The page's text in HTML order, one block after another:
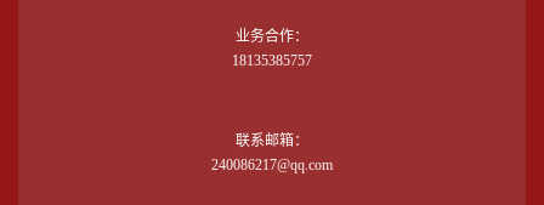
业务合作：
18135385757
联系邮箱：
240086217@qq.com